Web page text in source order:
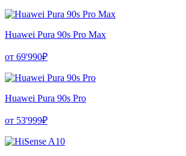
Huawei Pura 90s Pro Max
от 69'990₽
Huawei Pura 90s Pro
от 53'999₽